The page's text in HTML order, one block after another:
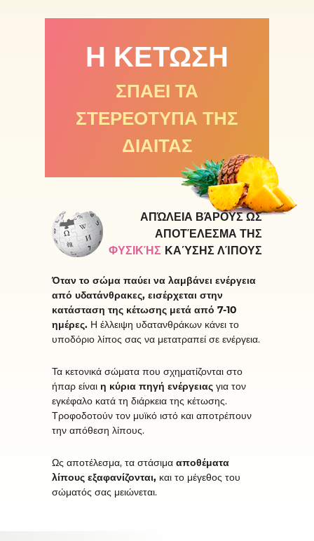
Η ΚΕΤΩΣΗ
ΣΠΑΕΙ ΤΑ
ΣΤΕΡΕΟΤΥΠΑ ΤΗΣ
ΔΙΑΙΤΑΣ
ΑΠΏΛΕΙΑ ΒΆΡΟΥΣ ΩΣ
ΑΠΟΤΈΛΕΣΜΑ ΤΗΣ
ΦΥΣΙΚΉΣ ΚΑΎΣΗΣ ΛΊΠΟΥΣ
Όταν το σώμα παύει να λαμβάνει ενέργεια
από υδατάνθρακες, εισέρχεται στην
κατάσταση της κέτωσης μετά από 7-10
ημέρες. Η έλλειψη υδατανθράκων κάνει το
υποδόριο λίπος σας να μετατραπεί σε ενέργεια.
Τα κετονικά σώματα που σχηματίζονται στο
ήπαρ είναι η κύρια πηγή ενέργειας για τον
εγκέφαλο κατά τη διάρκεια της κέτωσης.
Τροφοδοτούν τον μυϊκό ιστό και αποτρέπουν
την απόθεση λίπους.
Ως αποτέλεσμα, τα στάσιμα αποθέματα
λίπους εξαφανίζονται, και το μέγεθος του
σώματός σας μειώνεται.